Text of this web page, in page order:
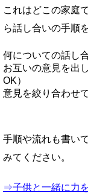
これはどこの家庭
ら話し合いの手順
何についての話し
お互いの意見を出
OK）
意見を絞り合わせ
手順や流れも書い
みてください。
⇒子供と一緒に力